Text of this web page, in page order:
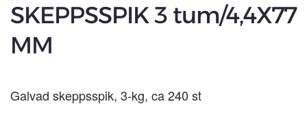
SKEPPSSPIK 3 tum/4,4X77
MM
Galvad skeppsspik, 3-kg, ca 240 st